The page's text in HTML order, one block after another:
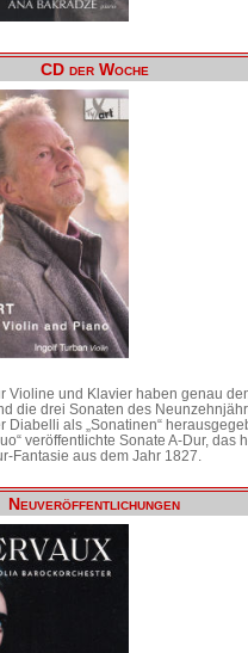
CD der Woche
Violine und Klavier haben genau
die drei Sonaten des
Diabelli als „Sonatinen“
veröffentlichte Sonate A-Dur, das
Fantasie aus dem Jahr 1827.
Neuveröffentlichungen